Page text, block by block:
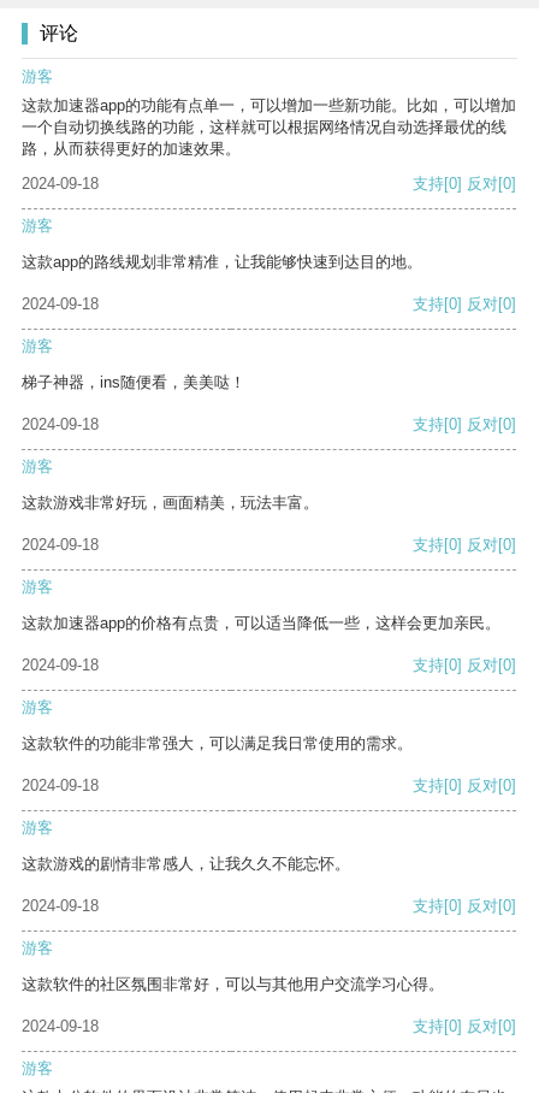
评论
游客
这款加速器app的功能有点单一，可以增加一些新功能。比如，可以增加
一个自动切换线路的功能，这样就可以根据网络情况自动选择最优的线
路，从而获得更好的加速效果。
2024-09-18
支持[0] 反对[0]
游客
这款app的路线规划非常精准，让我能够快速到达目的地。
2024-09-18 支持[0] 反对[0]
游客
梯子神器，ins随便看，美美哒！
2024-09-18 支持[0] 反对[0]
游客
这款游戏非常好玩，画面精美，玩法丰富。
2024-09-18 支持[0] 反对[0]
游客
这款加速器app的价格有点贵，可以适当降低一些，这样会更加亲民。
2024-09-18 支持[0] 反对[0]
游客
这款软件的功能非常强大，可以满足我日常使用的需求。
2024-09-18 支持[0] 反对[0]
游客
这款游戏的剧情非常感人，让我久久不能忘怀。
2024-09-18 支持[0] 反对[0]
游客
这款软件的社区氛围非常好，可以与其他用户交流学习心得。
2024-09-18 支持[0] 反对[0]
游客